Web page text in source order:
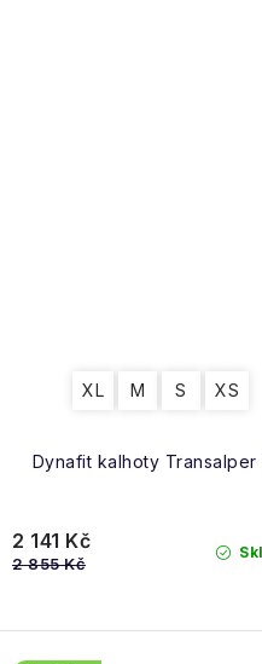
Dynafit kalhoty
XL M S XS
2 141 Kč
2 855 Kč